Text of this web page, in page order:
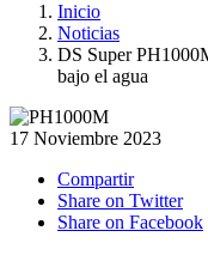
Inicio
Noticias
DS Super
bajo el agua
17 Noviembre 2023
Compartir
Share on Twitter
Share on Facebook